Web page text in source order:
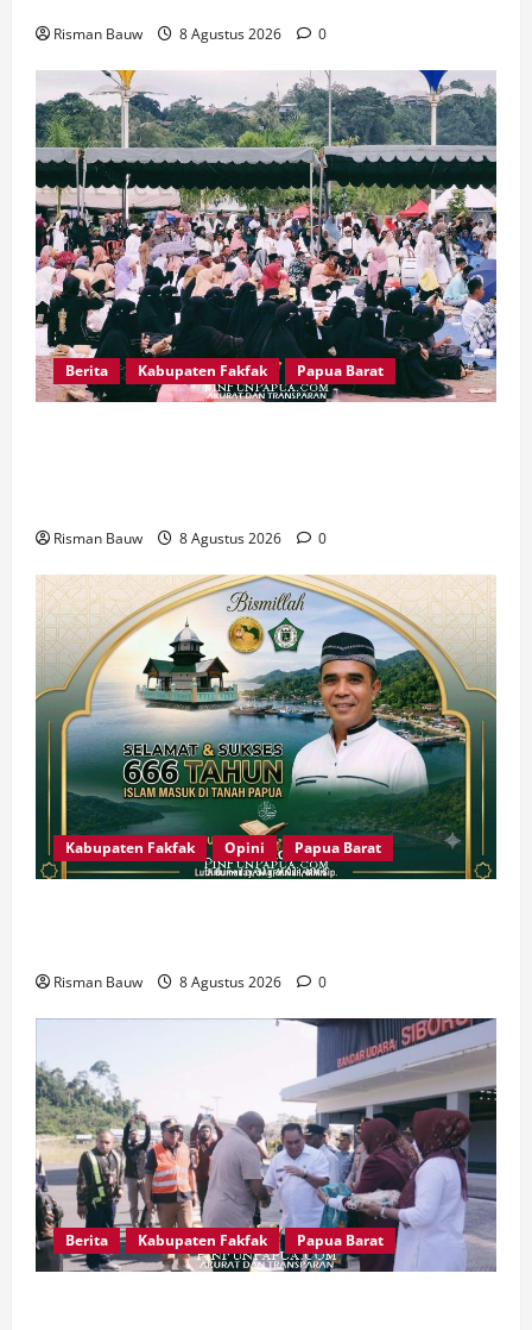
Risman Bauw 8 Agustus 2026 0
Berita Kabupaten Fakfak Papua Barat
Risman Bauw 8 Agustus 2026 0
Kabupaten Fakfak Opini Papua Barat
Risman Bauw 8 Agustus 2026 0
Berita Kabupaten Fakfak Papua Barat